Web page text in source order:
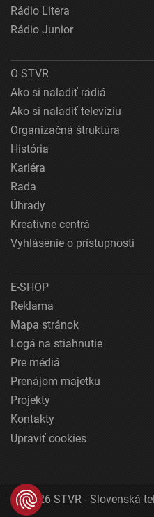
Rádio Litera
Rádio Junior
O STVR
Ako si naladiť rádiá
Ako si naladiť televíziu
Organizačná štruktúra
História
Kariéra
Rada
Úhrady
Kreatívne centrá
Vyhlásenie o prístupnosti
E-SHOP
Reklama
Mapa stránok
Logá na stiahnutie
Pre médiá
Prenájom majetku
Projekty
Kontakty
Upraviť cookies
© 2026 STVR - Slovenská